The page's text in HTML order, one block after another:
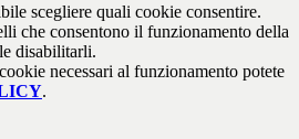
scegliere quali cookie consentire.
che consentono il funzionamento della
disabilitarli.
necessari al funzionamento potete
.